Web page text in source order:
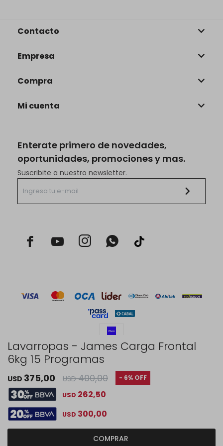
Lavarropas - James Carga Frontal
6kg 15 Programas
USD 375,00 USD 400,00 6
USD 262,50
USD 300,00
COMPRAR
Enterate primero de novedades,
oportunidades, promociones y mas.
Suscribite a nuestro newsletter.
  
Contacto
Empresa
Compra
Mi cuenta
© Copyright 2026 / Rustico Hogar